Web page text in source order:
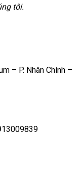
tôi.
– P. Nhân Chính –